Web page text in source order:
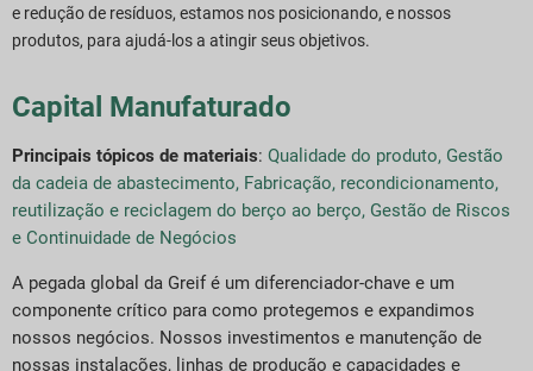
e redução de resíduos, estamos nos posicionando, e nossos
produtos, para ajudá-los a atingir seus objetivos.
Capital Manufaturado
Principais tópicos de materiais: Qualidade do produto, Gestão
da cadeia de abastecimento, Fabricação, recondicionamento,
reutilização e reciclagem do berço ao berço, Gestão de Riscos
e Continuidade de Negócios
A pegada global da Greif é um diferenciador-chave e um
componente crítico para como protegemos e expandimos
nossos negócios. Nossos investimentos e manutenção de
nossas instalações, linhas de produção e capacidades e